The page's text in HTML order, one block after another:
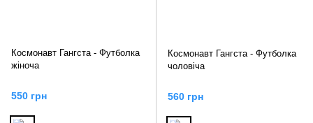
Космонавт Гангста - Футболка
жіноча
550 грн
Космонавт Гангста - Футболка
чоловіча
560 грн